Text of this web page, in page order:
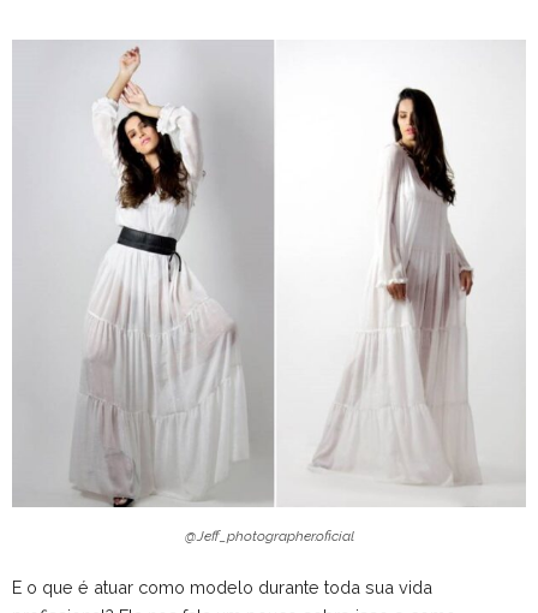
@Jeff_photographer.oficial
E o que é atuar como modelo durante toda sua vida